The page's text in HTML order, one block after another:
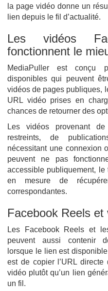
la page vidéo donne un
lien depuis le fil d’actualité.
Les vidéos
fonctionnent le
MediaPuller est conçu
disponibles qui peuvent
vidéos de pages publiques,
URL vidéo prises en
chances de retourner des
Les vidéos provenant
restreints, de
nécessitant une connexion
peuvent ne pas
accessible publiquement,
en mesure de
correspondantes.
Facebook Reels et
Les Facebook Reels et
peuvent aussi contenir
lorsque le lien est
est de copier l’URL
vidéo plutôt qu’un lien
un fil.